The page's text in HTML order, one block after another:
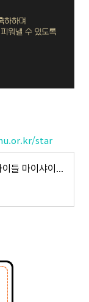
star
기념일 팬기부ㅣ함께걷는아이들 마이샤이닝스타